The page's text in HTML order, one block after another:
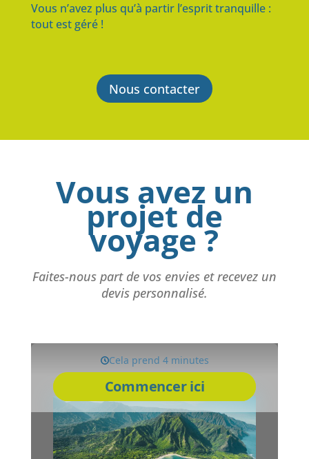
Vous n’avez plus qu’à partir l’esprit tranquille :
tout est géré !
Nous contacter
Vous avez un
projet de
voyage ?
Faites-nous part de vos envies et recevez un
devis personnalisé.